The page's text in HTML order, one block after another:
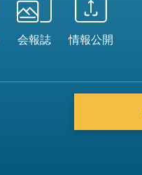
会報誌 情報公開